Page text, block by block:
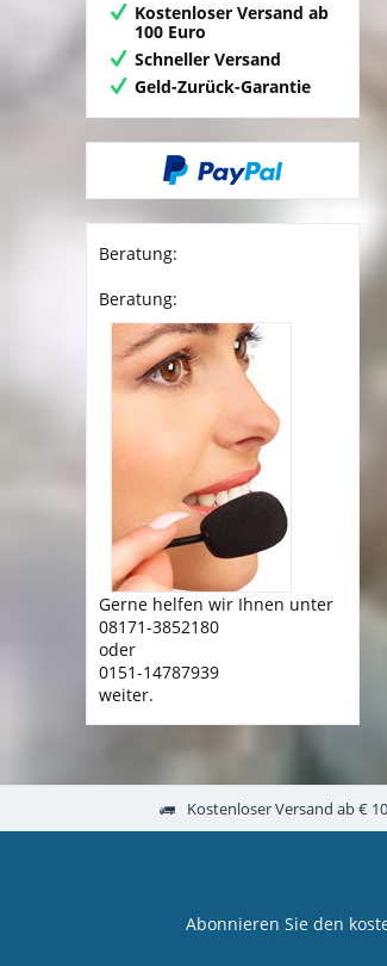
Kostenloser Versand ab
100 Euro
Schneller Versand
Geld-Zurück-Garantie
Beratung:
Beratung:
Gerne helfen wir Ihnen unter
08171-3852180
oder
0151-14787939
weiter.
Kostenloser Versand ab €
Abonnieren Sie den